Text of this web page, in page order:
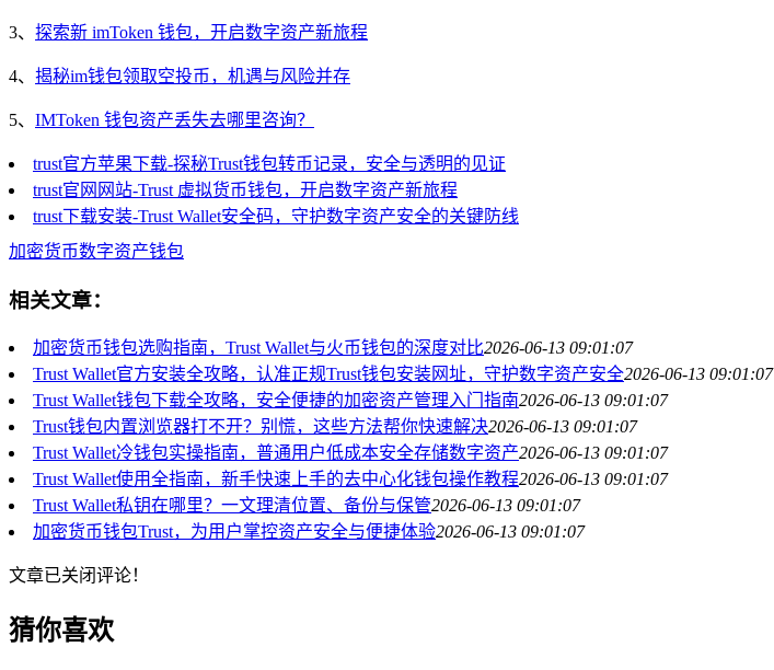
3、 探索新 imToken 钱包，开启数字资产新旅程
4、 揭秘im钱包领取空投币，机遇与风险并存
5、 IMToken 钱包资产丢失去哪里咨询？
trust官方苹果下载-探秘Trust钱包转币记录，安全与透明的见证
trust官网网站-Trust 虚拟货币钱包，开启数字资产新旅程
trust下载安装-Trust Wallet安全码，守护数字资产安全的关键防线
加密货币数字资产钱包
相关文章：
加密货币钱包选购指南，Trust Wallet与火币钱包的深度对比2026-06-13 09:01:07
Trust Wallet官方安装全攻略，认准正规Trust钱包安装网址，守护数字资产安全2026-06-13 09:01:07
Trust Wallet钱包下载全攻略，安全便捷的加密资产管理入门指南2026-06-13 09:01:07
Trust钱包内置浏览器打不开？别慌，这些方法帮你快速解决2026-06-13 09:01:07
Trust Wallet冷钱包实操指南，普通用户低成本安全存储数字资产2026-06-13 09:01:07
Trust Wallet使用全指南，新手快速上手的去中心化钱包操作教程2026-06-13 09:01:07
Trust Wallet私钥在哪里？一文理清位置、备份与保管2026-06-13 09:01:07
加密货币钱包Trust，为用户掌控资产安全与便捷体验2026-06-13 09:01:07
文章已关闭评论！
猜你喜欢